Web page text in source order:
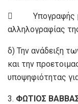
 Υπογραφής με
αλληλογραφίας
δ) Την ανάδειξη
και την
υποψηφιότητας
3. ΦΩΤΙΟΣ